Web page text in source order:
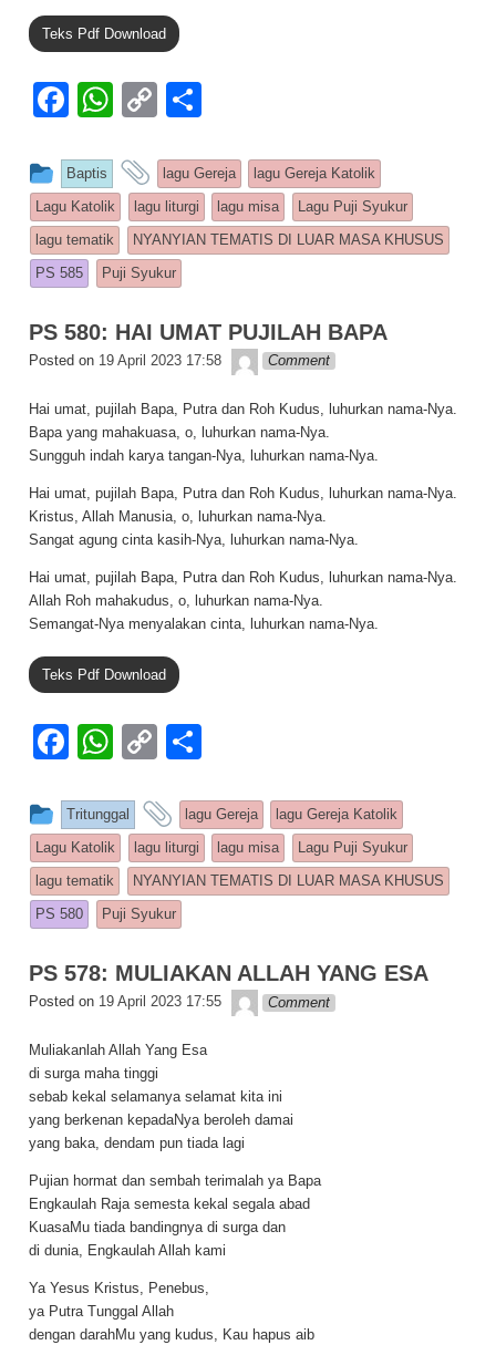
Teks Pdf Download
F
c
e
b
o
k
W
at
s
A
p
C
p
y
Li
n
ar
e
This entry was posted in
Baptis and tagged
lagu Gereja
lagu Gereja Katolik
Lagu Katolik
lagu liturgi lagu misa
Lagu Puji Syukur
lagu tematik
NYANYIAN TEMATIS DI LUAR MASA KHUSUS
PS 585
Puji Syukur
PS 580: HAI UMAT PUJILAH BAPA
Posted on 19 April 2023 17:58 Lapopp music
Comment
Hai umat, pujilah Bapa, Putra dan Roh Kudus, luhurkan nama-Nya.
Bapa yang mahakuasa, o, luhurkan nama-Nya.
Sungguh indah karya tangan-Nya, luhurkan nama-Nya.
Hai umat, pujilah Bapa, Putra dan Roh Kudus, luhurkan nama-Nya.
Kristus, Allah Manusia, o, luhurkan nama-Nya.
Sangat agung cinta kasih-Nya, luhurkan nama-Nya.
Hai umat, pujilah Bapa, Putra dan Roh Kudus, luhurkan nama-Nya.
Allah Roh mahakudus, o, luhurkan nama-Nya.
Semangat-Nya menyalakan cinta, luhurkan nama-Nya.
Teks Pdf Download
F
c
e
b
o
k
W
at
s
A
p
C
p
y
Li
n
ar
e
This entry was posted in
Tritunggal and tagged
lagu Gereja
lagu Gereja Katolik
Lagu Katolik
lagu liturgi lagu misa
Lagu Puji Syukur
lagu tematik
NYANYIAN TEMATIS DI LUAR MASA KHUSUS
PS 580
Puji Syukur
PS 578: MULIAKAN ALLAH YANG ESA
Posted on 19 April 2023 17:55 Lapopp music
Comment
Muliakanlah Allah Yang Esa
di surga maha tinggi
sebab kekal selamanya selamat kita ini
yang berkenan kepadaNya beroleh damai
yang baka, dendam pun tiada lagi
Pujian hormat dan sembah terimalah ya Bapa
Engkaulah Raja semesta kekal segala abad
KuasaMu tiada bandingnya di surga dan
di dunia, Engkaulah Allah kami
Ya Yesus Kristus, Penebus,
ya Putra Tunggal Allah
dengan darahMu yang kudus, Kau hapus aib